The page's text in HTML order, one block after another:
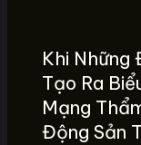
Khi Những
Tạo Ra
Mạng
Động Sản